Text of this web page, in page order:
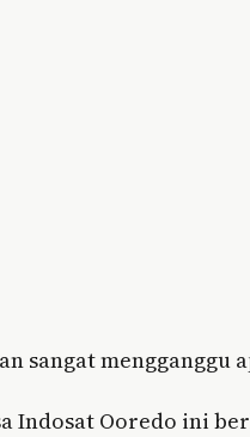
sangat
Indosat Ooredo ini